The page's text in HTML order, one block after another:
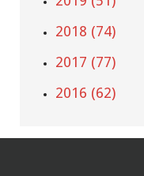
2018 (74)
2017 (77)
2016 (62)